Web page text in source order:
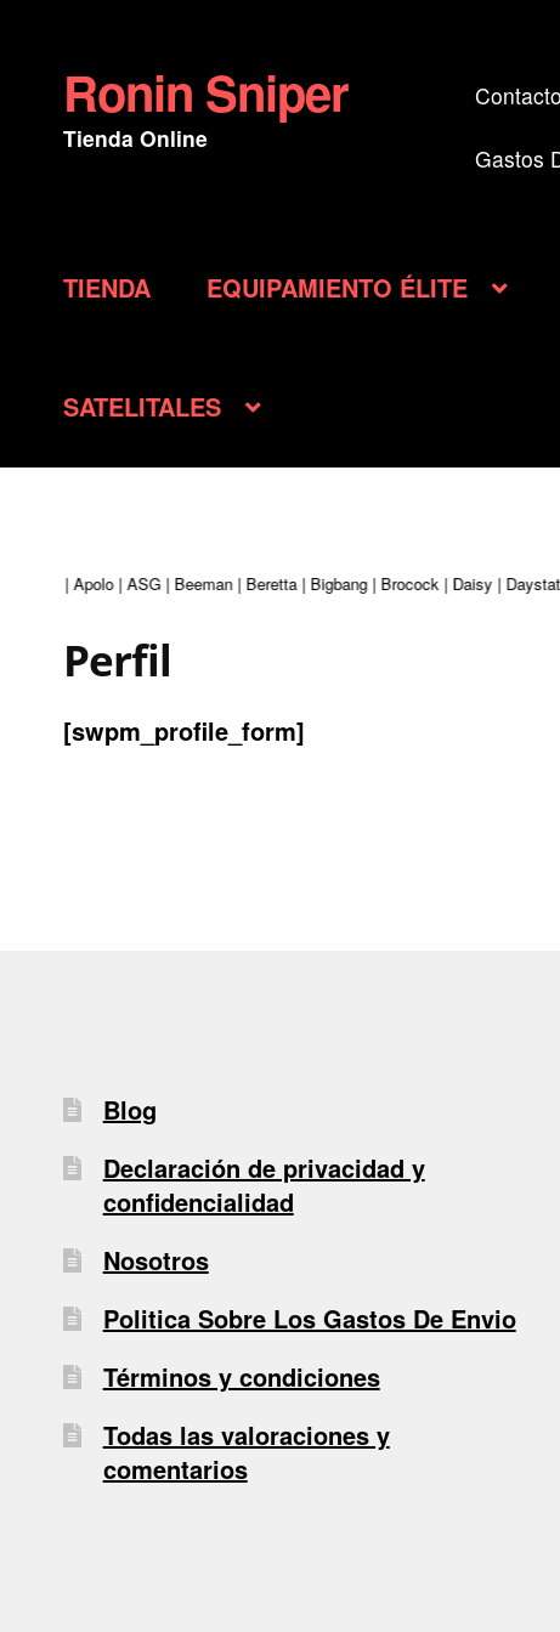
Ir
a
la
Ir
al
contenido
Ronin Sniper
Tienda Online
Contacto
Gastos
TIENDA EQUIPAMIENTO ÉLITE
SATELITALES
| Apolo | ASG | Beeman | Beretta | Bigbang | Brocock | Daisy |
Perfil
[swpm_profile_form]
Blog
Declaración de privacidad y
confidencialidad
Nosotros
Politica Sobre Los Gastos De Envio
Términos y condiciones
Todas las valoraciones y
comentarios